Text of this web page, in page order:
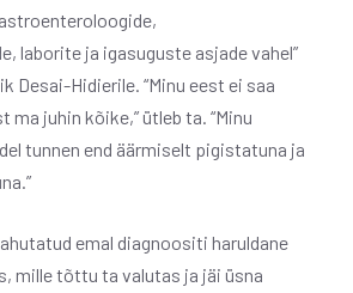
laborite ja igasuguste asjade vahel”
Desai-Hidierile. “Minu eest ei saa
juhin kõike,” ütleb ta. “Minu
tunnen end äärmiselt pigistatuna ja
emal diagnoositi haruldane
mille tõttu ta valutas ja jäi üsna